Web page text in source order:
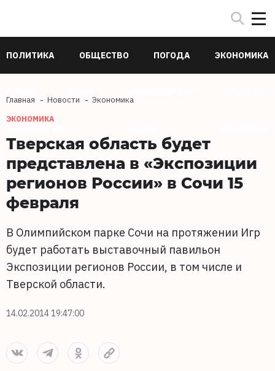
ПОЛИТИКА ОБЩЕСТВО ПОГОДА ЭКОНОМИКА
Главная Новости Экономика
ЭКОНОМИКА
Тверская область будет
представлена в «Экспозиции
регионов России» в Сочи 15
февраля
В Олимпийском парке Сочи на протяжении Игр
будет работать выставочный павильон
Экспозиции регионов России, в том числе и
Тверской области.
14.02.2014 19:47:00